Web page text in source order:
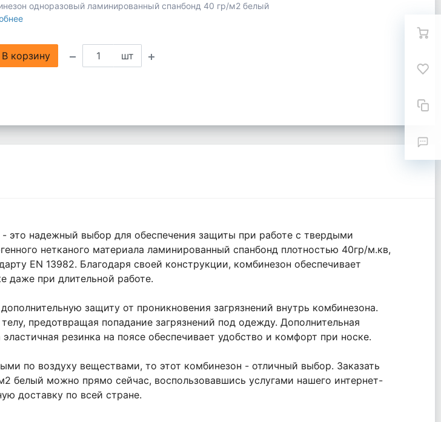
одноразовый ламинированный спанбонд 40 гр/м2 белый
В корзину шт
надежный выбор для обеспечения защиты при работе с твердыми
нетканого материала ламинированный спанбонд плотностью 40гр/м.кв,
EN 13982. Благодаря своей конструкции, комбинезон обеспечивает
даже при длительной работе.
защиту от проникновения загрязнений внутрь комбинезона.
предотвращая попадание загрязнений под одежду. Дополнительная
резинка на поясе обеспечивает удобство и комфорт при носке.
по воздуху веществами, то этот комбинезон - отличный выбор. Заказать
белый можно прямо сейчас, воспользовавшись услугами нашего интернет-
доставку по всей стране.